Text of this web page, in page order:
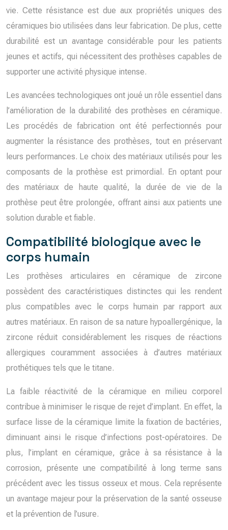
vie. Cette résistance est due aux propriétés uniques des
céramiques bio utilisées dans leur fabrication. De plus, cette
durabilité est un avantage considérable pour les patients
jeunes et actifs, qui nécessitent des prothèses capables de
supporter une activité physique intense.
Les avancées technologiques ont joué un rôle essentiel dans
l’amélioration de la durabilité des prothèses en céramique.
Les procédés de fabrication ont été perfectionnés pour
augmenter la résistance des prothèses, tout en préservant
leurs performances. Le choix des matériaux utilisés pour les
composants de la prothèse est primordial. En optant pour
des matériaux de haute qualité, la durée de vie de la
prothèse peut être prolongée, offrant ainsi aux patients une
solution durable et fiable.
Compatibilité biologique avec le
corps humain
Les prothèses articulaires en céramique de zircone
possèdent des caractéristiques distinctes qui les rendent
plus compatibles avec le corps humain par rapport aux
autres matériaux. En raison de sa nature hypoallergénique, la
zircone réduit considérablement les risques de réactions
allergiques couramment associées à d’autres matériaux
prothétiques tels que le titane.
La faible réactivité de la céramique en milieu corporel
contribue à minimiser le risque de rejet d’implant. En effet, la
surface lisse de la céramique limite la fixation de bactéries,
diminuant ainsi le risque d’infections post-opératoires. De
plus, l’implant en céramique, grâce à sa résistance à la
corrosion, présente une compatibilité à long terme sans
précédent avec les tissus osseux et mous. Cela représente
un avantage majeur pour la préservation de la santé osseuse
et la prévention de l’usure.